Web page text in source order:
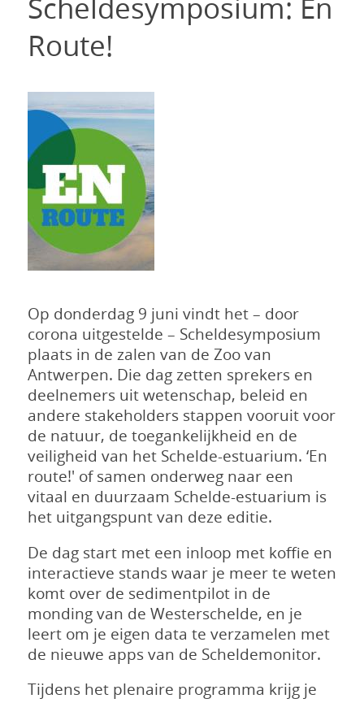
Scheldesymposium: En
Route!
Op donderdag 9 juni vindt het – door
corona uitgestelde – Scheldesymposium
plaats in de zalen van de Zoo van
Antwerpen. Die dag zetten sprekers en
deelnemers uit wetenschap, beleid en
andere stakeholders stappen vooruit voor
de natuur, de toegankelijkheid en de
veiligheid van het Schelde-estuarium. ‘En
route!' of samen onderweg naar een
vitaal en duurzaam Schelde-estuarium is
het uitgangspunt van deze editie.
De dag start met een inloop met koffie en
interactieve stands waar je meer te weten
komt over de sedimentpilot in de
monding van de Westerschelde, en je
leert om je eigen data te verzamelen met
de nieuwe apps van de Scheldemonitor.
Tijdens het plenaire programma krijg je